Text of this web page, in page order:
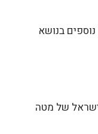
בנושא
של מטה